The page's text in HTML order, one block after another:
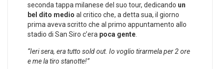
seconda tappa milanese del suo tour, dedicando un
bel dito medio al critico che, a detta sua, il giorno
prima aveva scritto che al primo appuntamento allo
stadio di San Siro c’era poca gente.
“Ieri sera, era tutto sold out. Io voglio tirarmela per 2 ore
e me la tiro stanotte!”